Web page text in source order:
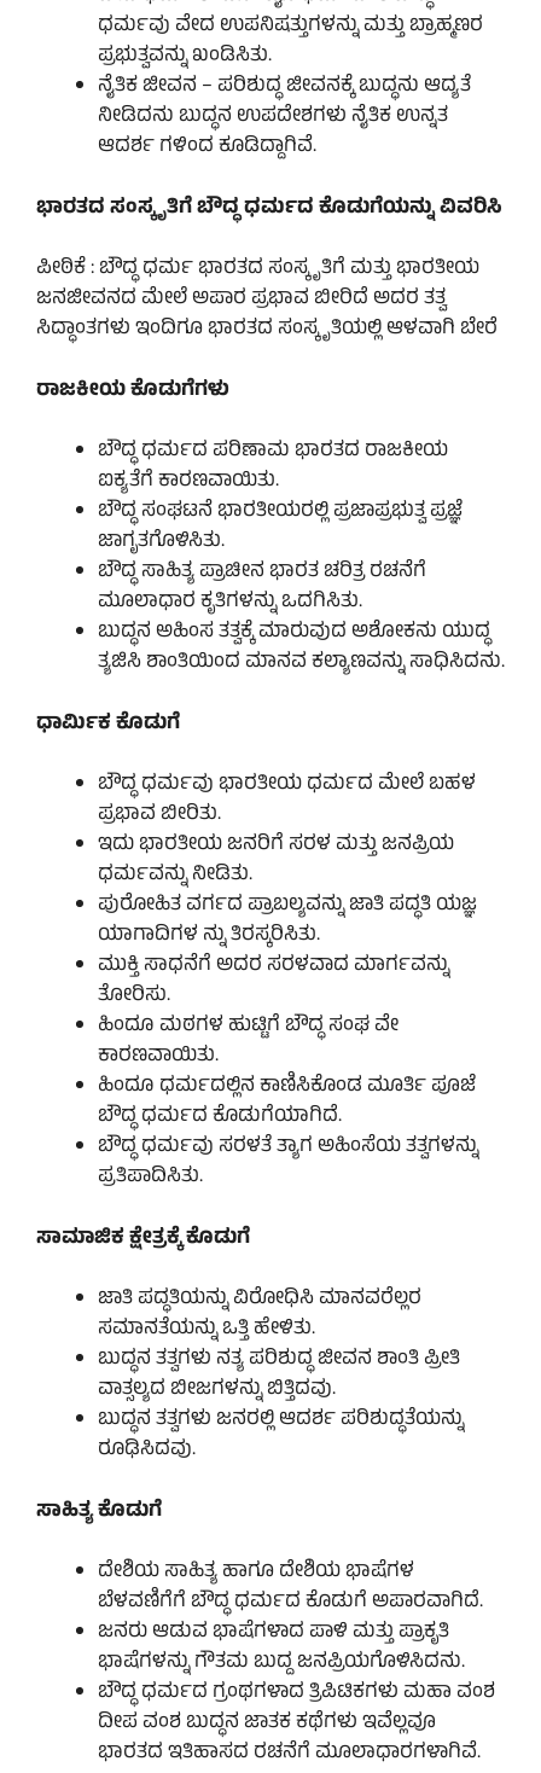
ಧರ್ಮವು ವೇದ ಉಪನಿಷತ್ತುಗಳನ್ನು ಮತ್ತು ಬ್ರಾಹ್ಮಣರ
ಪ್ರಭುತ್ವವನ್ನು ಖಂಡಿಸಿತು.
ನೈತಿಕ ಜೀವನ – ಪರಿಶುದ್ಧ ಜೀವನಕ್ಕೆ ಬುದ್ಧನು ಆದ್ಯತೆ
ನೀಡಿದನು ಬುದ್ಧನ ಉಪದೇಶಗಳು ನೈತಿಕ ಉನ್ನತ
ಆದರ್ಶ ಗಳಿಂದ ಕೂಡಿದ್ದಾಗಿವೆ.
ಭಾರತದ ಸಂಸ್ಕೃತಿಗೆ ಬೌದ್ಧ ಧರ್ಮದ ಕೊಡುಗೆಯನ್ನು ವಿವರಿಸಿ
ಪೀಠಿಕೆ : ಬೌದ್ಧ ಧರ್ಮ ಭಾರತದ ಸಂಸ್ಕೃತಿಗೆ ಮತ್ತು ಭಾರತೀಯ
ಜನಜೀವನದ ಮೇಲೆ ಅಪಾರ ಪ್ರಭಾವ ಬೀರಿದೆ ಅದರ ತತ್ವ
ಸಿದ್ಧಾಂತಗಳು ಇಂದಿಗೂ ಭಾರತದ ಸಂಸ್ಕೃತಿಯಲ್ಲಿ ಆಳವಾಗಿ ಬೇರೆ
ರಾಜಕೀಯ ಕೊಡುಗೆಗಳು
ಬೌದ್ಧ ಧರ್ಮದ ಪರಿಣಾಮ ಭಾರತದ ರಾಜಕೀಯ
ಐಕ್ಯತೆಗೆ ಕಾರಣವಾಯಿತು.
ಬೌದ್ಧ ಸಂಘಟನೆ ಭಾರತೀಯರಲ್ಲಿ ಪ್ರಜಾಪ್ರಭುತ್ವ ಪ್ರಜ್ಞೆ
ಜಾಗೃತಗೊಳಿಸಿತು.
ಬೌದ್ಧ ಸಾಹಿತ್ಯ ಪ್ರಾಚೀನ ಭಾರತ ಚರಿತ್ರ ರಚನೆಗೆ
ಮೂಲಾಧಾರ ಕೃತಿಗಳನ್ನು ಒದಗಿಸಿತು.
ಬುದ್ಧನ ಅಹಿಂಸ ತತ್ವಕ್ಕೆ ಮಾರುವುದ ಅಶೋಕನು ಯುದ್ಧ
ತ್ಯಜಿಸಿ ಶಾಂತಿಯಿಂದ ಮಾನವ ಕಲ್ಯಾಣವನ್ನು ಸಾಧಿಸಿದನು.
ಧಾರ್ಮಿಕ ಕೊಡುಗೆ
ಬೌದ್ಧ ಧರ್ಮವು ಭಾರತೀಯ ಧರ್ಮದ ಮೇಲೆ ಬಹಳ
ಪ್ರಭಾವ ಬೀರಿತು.
ಇದು ಭಾರತೀಯ ಜನರಿಗೆ ಸರಳ ಮತ್ತು ಜನಪ್ರಿಯ
ಧರ್ಮವನ್ನು ನೀಡಿತು.
ಪುರೋಹಿತ ವರ್ಗದ ಪ್ರಾಬಲ್ಯವನ್ನು ಜಾತಿ ಪದ್ಧತಿ ಯಜ್ಞ
ಯಾಗಾದಿಗಳ ನ್ನು ತಿರಸ್ಕರಿಸಿತು.
ಮುಕ್ತಿ ಸಾಧನೆಗೆ ಅದರ ಸರಳವಾದ ಮಾರ್ಗವನ್ನು
ತೋರಿಸು.
ಹಿಂದೂ ಮಠಗಳ ಹುಟ್ಟಿಗೆ ಬೌದ್ಧ ಸಂಘ ವೇ
ಕಾರಣವಾಯಿತು.
ಹಿಂದೂ ಧರ್ಮದಲ್ಲಿನ ಕಾಣಿಸಿಕೊಂಡ ಮೂರ್ತಿ ಪೂಜೆ
ಬೌದ್ಧ ಧರ್ಮದ ಕೊಡುಗೆಯಾಗಿದೆ.
ಬೌದ್ಧ ಧರ್ಮವು ಸರಳತೆ ತ್ಯಾಗ ಅಹಿಂಸೆಯ ತತ್ವಗಳನ್ನು
ಪ್ರತಿಪಾದಿಸಿತು.
ಸಾಮಾಜಿಕ ಕ್ಷೇತ್ರಕ್ಕೆ ಕೊಡುಗೆ
ಜಾತಿ ಪದ್ಧತಿಯನ್ನು ವಿರೋಧಿಸಿ ಮಾನವರೆಲ್ಲರ
ಸಮಾನತೆಯನ್ನು ಒತ್ತಿ ಹೇಳಿತು.
ಬುದ್ಧನ ತತ್ವಗಳು ನತ್ಯ ಪರಿಶುದ್ಧ ಜೀವನ ಶಾಂತಿ ಪ್ರೀತಿ
ವಾತ್ಸಲ್ಯದ ಬೀಜಗಳನ್ನು ಬಿತ್ತಿದವು.
ಬುದ್ಧನ ತತ್ವಗಳು ಜನರಲ್ಲಿ ಆದರ್ಶ ಪರಿಶುದ್ಧತೆಯನ್ನು
ರೂಢಿಸಿದವು.
ಸಾಹಿತ್ಯ ಕೊಡುಗೆ
ದೇಶಿಯ ಸಾಹಿತ್ಯ ಹಾಗೂ ದೇಶಿಯ ಭಾಷೆಗಳ
ಬೆಳವಣಿಗೆಗೆ ಬೌದ್ಧ ಧರ್ಮದ ಕೊಡುಗೆ ಅಪಾರವಾಗಿದೆ.
ಜನರು ಆಡುವ ಭಾಷೆಗಳಾದ ಪಾಳಿ ಮತ್ತು ಪ್ರಾಕೃತಿ
ಭಾಷೆಗಳನ್ನು ಗೌತಮ ಬುದ್ದ ಜನಪ್ರಿಯಗೊಳಿಸಿದನು.
ಬೌದ್ಧ ಧರ್ಮದ ಗ್ರಂಥಗಳಾದ ತ್ರಿಪಿಟಿಕಗಳು ಮಹಾ ವಂಶ
ದೀಪ ವಂಶ ಬುದ್ಧನ ಜಾತಕ ಕಥೆಗಳು ಇವೆಲ್ಲವೂ
ಭಾರತದ ಇತಿಹಾಸದ ರಚನೆಗೆ ಮೂಲಾಧಾರಗಳಾಗಿವೆ.